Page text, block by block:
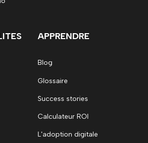
APPRENDRE
Blog
Glossaire
Success stories
Calculateur ROI
L'adoption digitale